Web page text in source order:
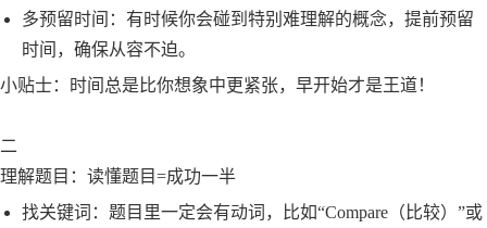
多预留时间：有时候你会碰到特别难理解的概念，提前预留
时间，确保从容不迫。
小贴士：时间总是比你想象中更紧张，早开始才是王道！
二
理解题目：读懂题目=成功一半
找关键词：题目里一定会有动词，比如“Compare（比较）”或